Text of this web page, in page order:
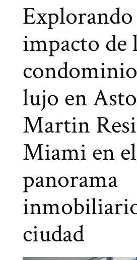
impacto de
lujo en
Martin
Miami en el
panorama
ciudad